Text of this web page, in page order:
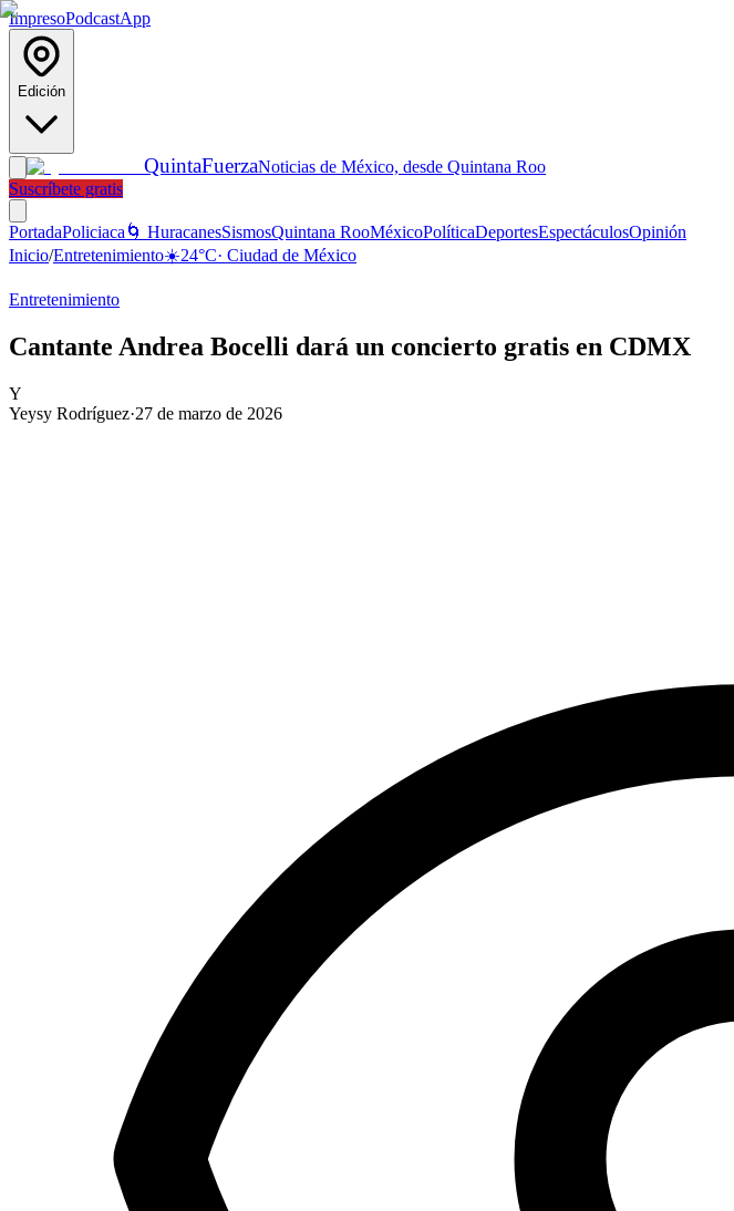
ImpresoPodcastApp
Edición
QuintaFuerzaNoticias de México, desde Quintana Roo
Suscríbete gratis
PortadaPoliciaca 🌀 HuracanesSismosQuintana RooMéxicoPolíticaDeportesEspectáculosOpinión
Inicio/Entretenimiento☀️24°C· Ciudad de México
Entretenimiento
Cantante Andrea Bocelli dará un concierto gratis en CDMX
Y
Yeysy Rodríguez·27 de marzo de 2026